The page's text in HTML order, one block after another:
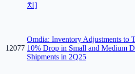
치]
12077
Omdia: Inventory Adjustments to
10% Drop in Small and Medium
Shipments in 2Q25